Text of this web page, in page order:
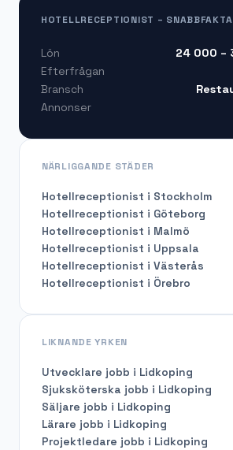
HOTELLRECEPTIONIST – SNABBFAKTA
Lön 24 000 –
Efterfrågan
Bransch
Annonser
NÄRLIGGANDE STÄDER
Hotellreceptionist i Stockholm
Hotellreceptionist i Göteborg
Hotellreceptionist i Malmö
Hotellreceptionist i Uppsala
Hotellreceptionist i Västerås
Hotellreceptionist i Örebro
LIKNANDE YRKEN
Utvecklare jobb i Lidkoping
Sjuksköterska jobb i Lidkoping
Säljare jobb i Lidkoping
Lärare jobb i Lidkoping
Projektledare jobb i Lidkoping